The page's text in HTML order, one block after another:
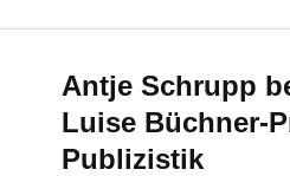
Antje Schrupp
Luise Büchner-
Publizistik